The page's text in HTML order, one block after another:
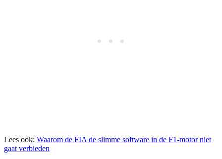
Lees ook: Waarom de FIA de slimme software in de F1-motor niet
gaat verbieden